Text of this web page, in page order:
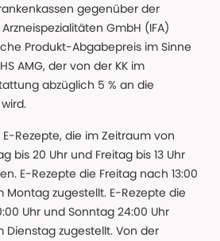
gegenüber der
GmbH (IFA)
Produkt-Abgabepreis im Sinne
AMG, der von der KK im
abzüglich 5 % an die
Rezepte, die im Zeitraum von
bis 20 Uhr und Freitag bis 13 Uhr
E-Rezepte die Freitag nach 13:00
zugestellt. E-Rezepte die
Uhr und Sonntag 24:00 Uhr
zugestellt. Von der